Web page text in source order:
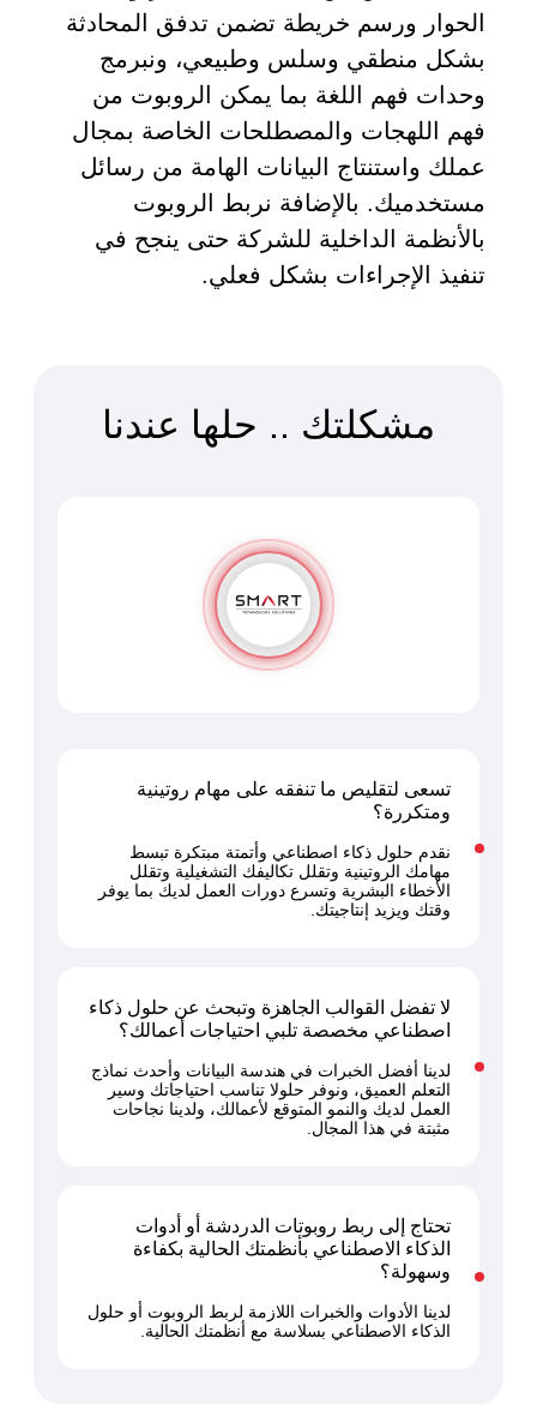
المعلومات
التقنية
الرقمية
الأعمال
الحوار ورسم خريطة تضمن تدفق المحادثة
بشكل منطقي وسلس وطبيعي، ونبرمج
وحدات فهم اللغة بما يمكن الروبوت من
فهم اللهجات والمصطلحات الخاصة بمجال
عملك واستنتاج البيانات الهامة من رسائل
مستخدميك. بالإضافة نربط الروبوت
بالأنظمة الداخلية للشركة حتى ينجح في
تنفيذ الإجراءات بشكل فعلي.
مشكلتك .. حلها عندنا
تسعى لتقليص ما تنفقه على مهام روتينية
ومتكررة؟
نقدم حلول ذكاء اصطناعي وأتمتة مبتكرة تبسط
مهامك الروتينية وتقلل تكاليفك التشغيلية وتقلل
الأخطاء البشرية وتسرع دورات العمل لديك بما يوفر
وقتك ويزيد إنتاجيتك.
لا تفضل القوالب الجاهزة وتبحث عن حلول ذكاء
اصطناعي مخصصة تلبي احتياجات أعمالك؟
لدينا أفضل الخبرات في هندسة البيانات وأحدث نماذج
التعلم العميق، ونوفر حلولا تناسب احتياجاتك وسير
العمل لديك والنمو المتوقع لأعمالك، ولدينا نجاحات
مثبتة في هذا المجال.
تحتاج إلى ربط روبوتات الدردشة أو أدوات
الذكاء الاصطناعي بأنظمتك الحالية بكفاءة
وسهولة؟
لدينا الأدوات والخبرات اللازمة لربط الروبوت أو حلول
الذكاء الاصطناعي بسلاسة مع أنظمتك الحالية.